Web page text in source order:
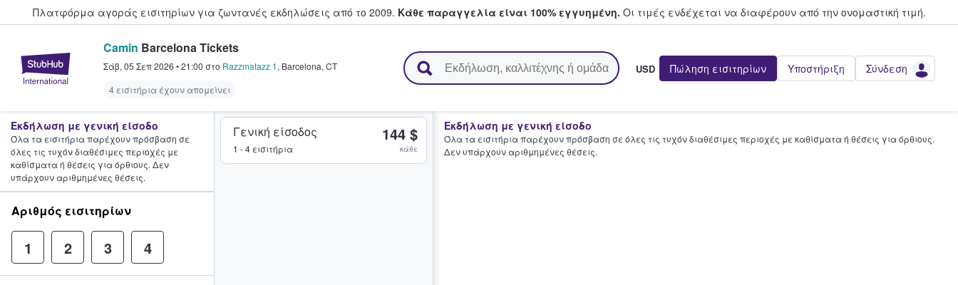
Πλατφόρμα αγοράς εισιτηρίων για ζωντανές εκδηλώσεις από το 2009. Κάθε παραγγελία είναι 100% εγγυημένη. Οι τιμές ενδέχεται να διαφέρουν από την oνομαστική τιμή.
StubHub - Όπου οι φαν αγοράζουν και πουλούν εισιτήρια
Camin Barcelona Tickets
Σάβ, 05 Σεπ 2026 •21:00 στο Razzmatazz 1, Barcelona, CT
4 εισιτήρια έχουν απομείνει
USD Πώληση εισιτηρίων Υποστήριξη Σύνδεση
Γενική είσοδος
1 - 4 εισιτήρια
144 $
κάθε
Εκδήλωση με γενική είσοδο
Όλα τα εισιτήρια παρέχουν πρόσβαση σε όλες τις τυχόν διαθέσιμες περιοχές με καθίσματα ή θέσεις για όρθιους.
Δεν υπάρχουν αριθμημένες θέσεις.
Εκδήλωση με γενική είσοδο
Όλα τα εισιτήρια παρέχουν πρόσβαση σε
όλες τις τυχόν διαθέσιμες περιοχές με
καθίσματα ή θέσεις για όρθιους. Δεν
υπάρχουν αριθμημένες θέσεις.
Αριθμός εισιτηρίων
1 2 3 4